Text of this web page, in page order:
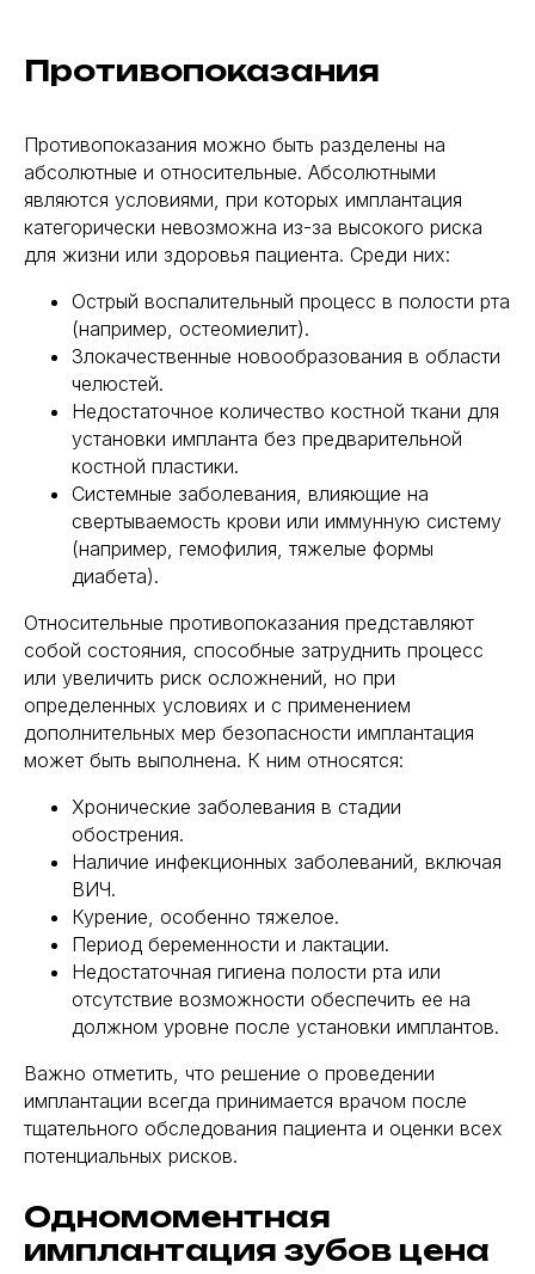
Противопоказания
Противопоказания можно быть разделены на
абсолютные и относительные. Абсолютными
являются условиями, при которых имплантация
категорически невозможна из-за высокого риска
для жизни или здоровья пациента. Среди них:
Острый воспалительный процесс в полости рта
(например, остеомиелит).
Злокачественные новообразования в области
челюстей.
Недостаточное количество костной ткани для
установки импланта без предварительной
костной пластики.
Системные заболевания, влияющие на
свертываемость крови или иммунную систему
(например, гемофилия, тяжелые формы
диабета).
Относительные противопоказания представляют
собой состояния, способные затруднить процесс
или увеличить риск осложнений, но при
определенных условиях и с применением
дополнительных мер безопасности имплантация
может быть выполнена. К ним относятся:
Хронические заболевания в стадии
обострения.
Наличие инфекционных заболеваний, включая
ВИЧ.
Курение, особенно тяжелое.
Период беременности и лактации.
Недостаточная гигиена полости рта или
отсутствие возможности обеспечить ее на
должном уровне после установки имплантов.
Важно отметить, что решение о проведении
имплантации всегда принимается врачом после
тщательного обследования пациента и оценки всех
потенциальных рисков.
Одномоментная
имплантация зубов цена